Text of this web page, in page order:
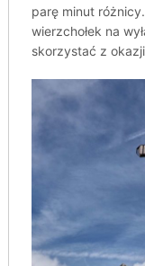
parę minut
wierzchołek na
skorzystać z